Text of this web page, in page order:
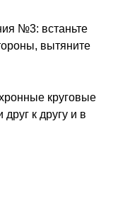
№3: встаньте
вытяните
круговые
к другу и в